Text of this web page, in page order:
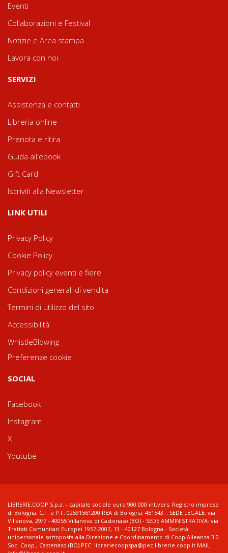
Eventi
Collaborazioni e Festival
Notizie e Area stampa
Lavora con noi
SERVIZI
Assistenza e contatti
Libreria online
Prenota e ritira
Guida all'ebook
Gift Card
Iscriviti alla Newsletter
LINK UTILI
Privacy Policy
Cookie Policy
Privacy policy eventi e fiere
Condizioni generali di vendita
Termini di utilizzo del sito
Accessibilità
WhistleBlowing
Preferenze cookie
SOCIAL
Facebook
Instagram
X
Youtube
LIBRERIE.COOP S.p.a. - capitale sociale euro 900.000 int.vers. Registro imprese
di Bologna, C.F. e P.I.: 02591561200 REA di Bologna: 451543 ; SEDE LEGALE: via
Villanova, 29/7 - 40055 Villanova di Castenaso (BO) - SEDE AMMINISTRATIVA: via
Trattati Comunitari Europei 1957-2007, 13 - 40127 Bologna - Società
unipersonale sottoposta alla Direzione e Coordinamento di Coop Alleanza 3.0
Soc. Coop., Castenaso (BO) PEC: libreriecoopspa@pec.librerie.coop.it MAIL: